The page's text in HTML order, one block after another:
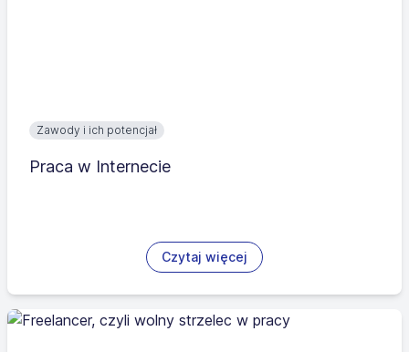
Zawody i ich potencjał
Praca w Internecie
Czytaj więcej